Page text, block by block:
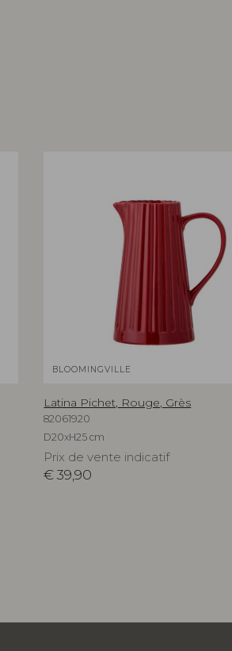
BLOOMINGVILLE
Latina Pichet, Rouge, Grès
82061920
D20xH25 cm
Prix de vente indicatif
€ 39,90